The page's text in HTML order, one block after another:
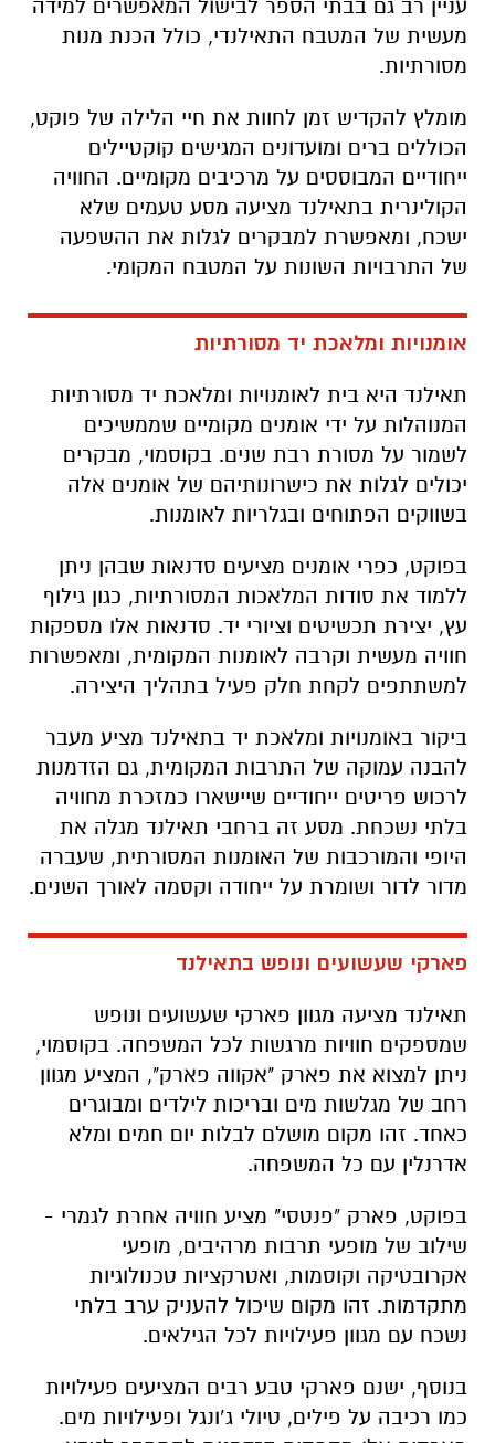
עניין רב גם בבתי הספר לבישול המאפשרים למידה
מעשית של המטבח התאילנדי, כולל הכנת מנות
מסורתיות.
מומלץ להקדיש זמן לחוות את חיי הלילה של פוקט,
הכוללים ברים ומועדונים המגישים קוקטיילים
ייחודיים המבוססים על מרכיבים מקומיים. החוויה
הקולינרית בתאילנד מציעה מסע טעמים שלא
ישכח, ומאפשרת למבקרים לגלות את ההשפעה
של התרבויות השונות על המטבח המקומי.
אומנויות ומלאכת יד מסורתיות
תאילנד היא בית לאומנויות ומלאכת יד מסורתיות
המנוהלות על ידי אומנים מקומיים שממשיכים
לשמור על מסורת רבת שנים. בקוסמוי, מבקרים
יכולים לגלות את כישרונותיהם של אומנים אלה
בשווקים הפתוחים ובגלריות לאומנות.
בפוקט, כפרי אומנים מציעים סדנאות שבהן ניתן
ללמוד את סודות המלאכות המסורתיות, כגון גילוף
עץ, יצירת תכשיטים וציורי יד. סדנאות אלו מספקות
חוויה מעשית וקרבה לאומנות המקומית, ומאפשרות
למשתתפים לקחת חלק פעיל בתהליך היצירה.
ביקור באומנויות ומלאכת יד בתאילנד מציע מעבר
להבנה עמוקה של התרבות המקומית, גם הזדמנות
לרכוש פריטים ייחודיים שיישארו כמזכרת מחוויה
בלתי נשכחת. מסע זה ברחבי תאילנד מגלה את
היופי והמורכבות של האומנות המסורתית, שעברה
מדור לדור ושומרת על ייחודה וקסמה לאורך השנים.
פארקי שעשועים ונופש בתאילנד
תאילנד מציעה מגוון פארקי שעשועים ונופש
שמספקים חוויות מרגשות לכל המשפחה. בקוסמוי,
ניתן למצוא את פארק "אקווה פארק", המציע מגוון
רחב של מגלשות מים ובריכות לילדים ומבוגרים
כאחד. זהו מקום מושלם לבלות יום חמים ומלא
אדרנלין עם כל המשפחה.
בפוקט, פארק "פנטסי" מציע חוויה אחרת לגמרי -
שילוב של מופעי תרבות מרהיבים, מופעי
אקרובטיקה וקוסמות, ואטרקציות טכנולוגיות
מתקדמות. זהו מקום שיכול להעניק ערב בלתי
נשכח עם מגוון פעילויות לכל הגילאים.
בנוסף, ישנם פארקי טבע רבים המציעים פעילויות
כמו רכיבה על פילים, טיולי ג’ונגל ופעילויות מים.